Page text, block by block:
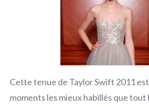
Cette tenue de Taylor Swift 2011
moments les mieux habillés que tout